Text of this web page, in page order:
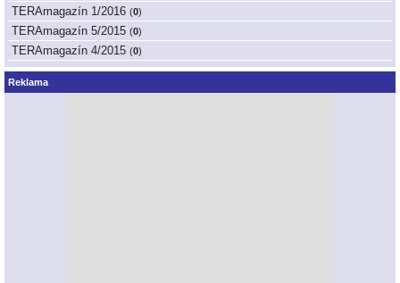
TERAmagazín 1/2016 (0)
TERAmagazín 5/2015 (0)
TERAmagazín 4/2015 (0)
Reklama